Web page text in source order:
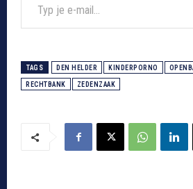
TAGS DEN HELDER KINDERPORNO
RECHTBANK ZEDENZAAK